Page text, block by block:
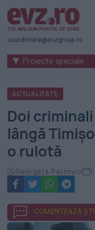
Știri
naționale
internaționale
România
-
Evenimentul
Zilei
coordonare@evzgroup.ro
▼ Proiecte speciale
ACTUALITATE
Doi
lângă
o rulotă
Georgeta Petrovici
COMENTEAZĂ